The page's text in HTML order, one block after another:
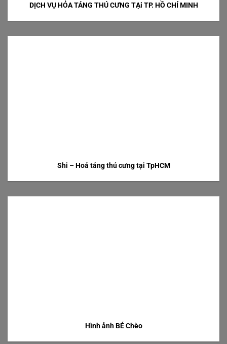
DỊCH VỤ HỎA TÁNG THÚ CƯNG TẠi TP. HỒ CHÍ MINH
Shi – Hoả táng thú cưng tại TpHCM
Hình ảnh BÉ Chèo